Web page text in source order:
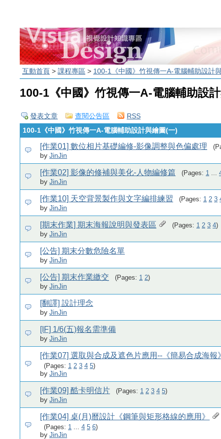
互動首頁 > 課程專區 > 100-1《中國》竹視傳一A-電腦輔助設計
100-1《中國》竹視傳一A-電腦輔助設
發表文章 查閱公告區
RSS
100-1《中國》竹視傳一A-電腦輔助設計與繪圖(一)
[作業01] 數位相片基礎編修-影像調整與色偏處理
by JinJin
[作業02] 影像的修補與美化-人物編修篇 (Pages: 1 ...
by JinJin
[作業10] 天空背景製作與文字編排練習 (Pages: 1 2 3
by JinJin
[期末作業] 期末海報說明與發表區 (Pages: 1 2 3 4)
by JinJin
[公告] 期末分數危險名單
by JinJin
[公告] 期末作業繳交 (Pages: 1 2)
by JinJin
[翻譯] 設計理念
by JinJin
[IF] 1/6(五)報名需準備
by JinJin
[作業07] 選取與合成及遮色片應用--《簡易合成海報
(Pages: 1 2 3 4 5)
by JinJin
[作業09] 酷卡明信片 (Pages: 1 2 3 4 5)
by JinJin
[作業04] 桌(月)曆設計《鋼筆與矩形格線的應用》
(Pages: 1 ... 4 5 6)
by JinJin